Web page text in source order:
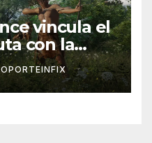
vincula el
con la